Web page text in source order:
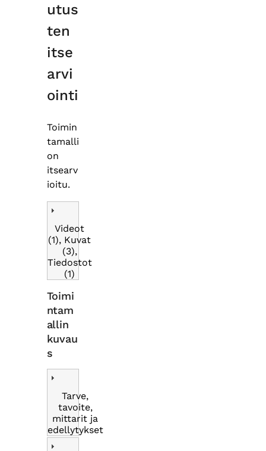
utus
ten
itse
arvi
ointi
Toimin
tamalli
on
itsearv
ioitu.
Videot
(1), Kuvat
(3),
Tiedostot
(1)
Toimi
ntam
allin
kuvau
s
Tarve,
tavoite,
mittarit ja
edellytykset